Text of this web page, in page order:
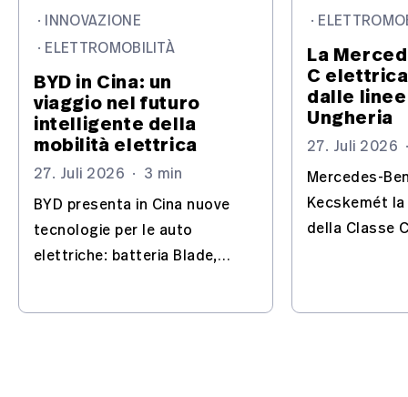
· INNOVAZIONE
· ELETTROMOBILITÀ
BYD in Cina: un
viaggio nel futuro
intelligente della
mobilità elettrica
27. Juli 2026 · 3 min
BYD presenta in Cina nuove
tecnologie per le auto
elettriche: batteria Blade,
·
La
C
dalle
Ungheria
27. Juli 2026
Mercedes-
Kecskemét
della Classe